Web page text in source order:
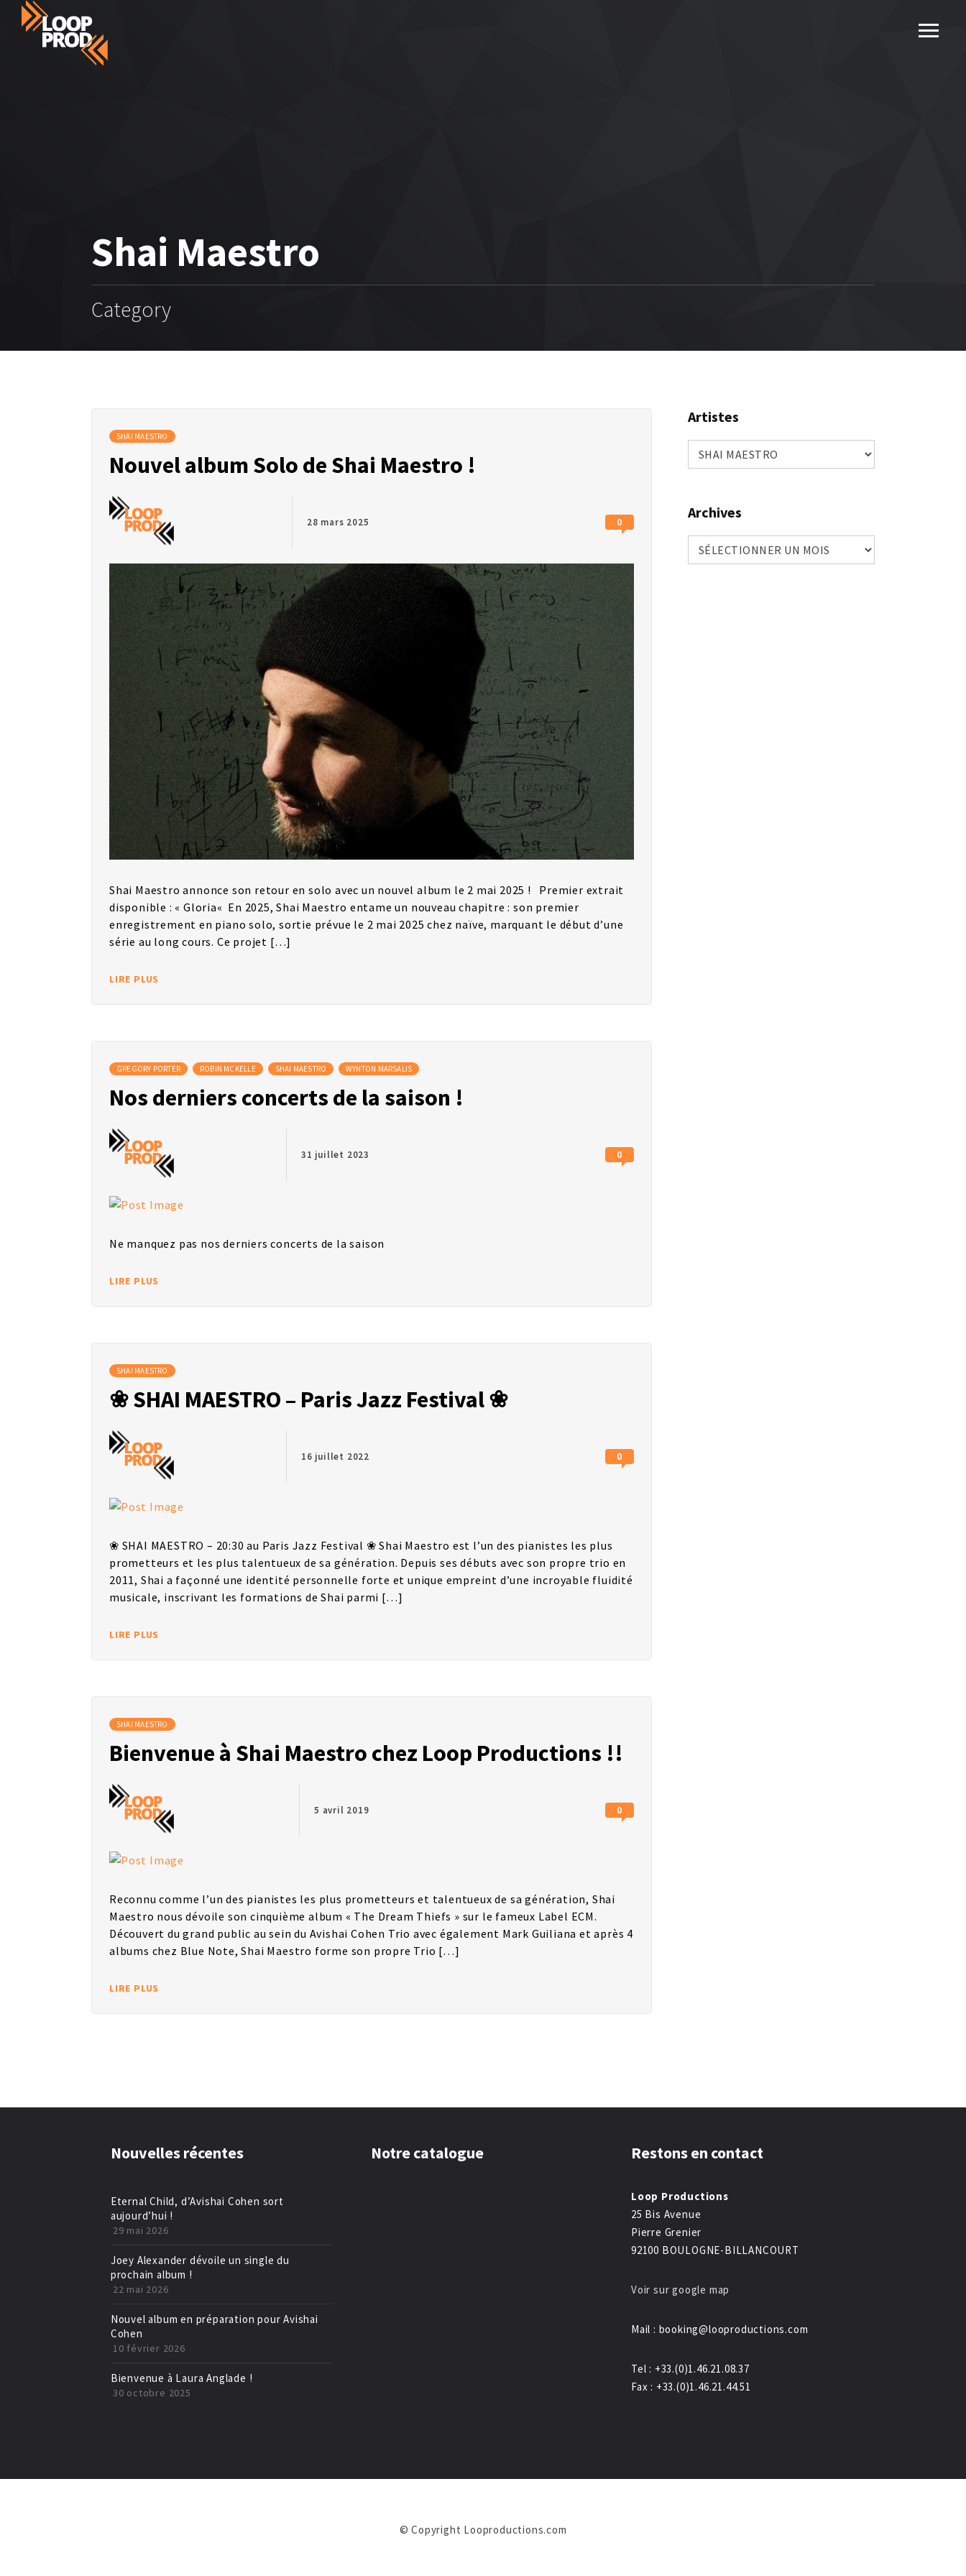
Shai Maestro
Category
SHAI MAESTRO
Nouvel album Solo de Shai Maestro !
28 mars 2025 0
Shai Maestro annonce son retour en solo avec un nouvel album le 2 mai 2025 ! Premier extrait
disponible : « Gloria« En 2025, Shai Maestro entame un nouveau chapitre : son premier
enregistrement en piano solo, sortie prévue le 2 mai 2025 chez naïve, marquant le début d’une
série au long cours. Ce projet […]
LIRE PLUS
GREGORY PORTER ROBIN MCKELLE SHAI MAESTRO WYNTON MARSALIS
Nos derniers concerts de la saison !
31 juillet 2023 0
Ne manquez pas nos derniers concerts de la saison
LIRE PLUS
SHAI MAESTRO
❀ SHAI MAESTRO – Paris Jazz Festival ❀
16 juillet 2022 0
❀ SHAI MAESTRO – 20:30 au Paris Jazz Festival ❀ Shai Maestro est l’un des pianistes les plus
prometteurs et les plus talentueux de sa génération. Depuis ses débuts avec son propre trio en
2011, Shai a façonné une identité personnelle forte et unique empreint d’une incroyable fluidité
musicale, inscrivant les formations de Shai parmi […]
LIRE PLUS
SHAI MAESTRO
Bienvenue à Shai Maestro chez Loop Productions !!
5 avril 2019 0
Reconnu comme l’un des pianistes les plus prometteurs et talentueux de sa génération, Shai
Maestro nous dévoile son cinquième album « The Dream Thiefs » sur le fameux Label ECM.
Découvert du grand public au sein du Avishai Cohen Trio avec également Mark Guiliana et après 4
albums chez Blue Note, Shai Maestro forme son propre Trio […]
LIRE PLUS
Artistes
Artistes
Archives
Archives
Nouvelles récentes
Eternal Child, d’Avishai Cohen sort
aujourd’hui !
29 mai 2026
Joey Alexander dévoile un single du
prochain album !
22 mai 2026
Nouvel album en préparation pour Avishai
Cohen
10 février 2026
Bienvenue à Laura Anglade !
30 octobre 2025
Notre catalogue Restons en contact
Loop Productions
25 Bis Avenue
Pierre Grenier
92100 BOULOGNE-BILLANCOURT
Voir sur google map
Mail : booking@looproductions.com
Tel : +33.(0)1.46.21.08.37
Fax : +33.(0)1.46.21.44.51
© Copyright Looproductions.com